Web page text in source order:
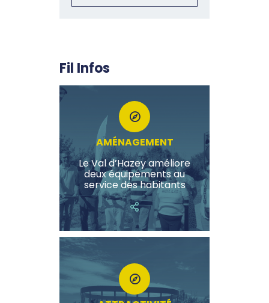
Fil Infos
AMÉNAGEMENT
Le Val d’Hazey améliore
deux équipements au
service des habitants